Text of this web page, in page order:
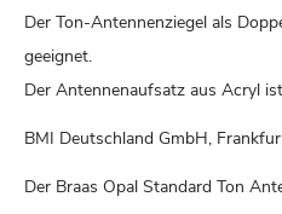
Der Ton-Antennenziegel als
geeignet.
Der Antennenaufsatz aus Acryl
BMI Deutschland GmbH,
Der Braas Opal Standard Ton